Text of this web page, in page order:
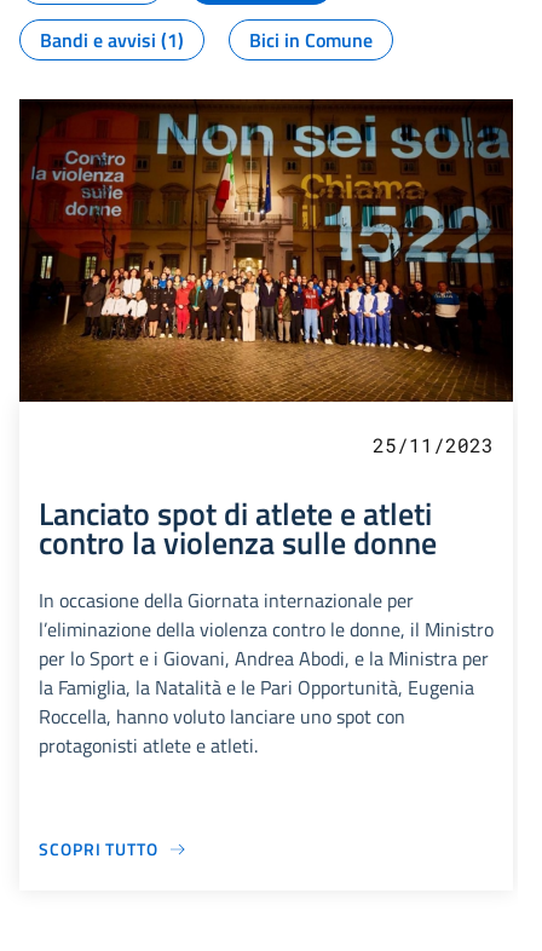
Bandi e avvisi (1)
Bici in Comune
25/11/2023
Lanciato spot di atlete e atleti
contro la violenza sulle donne
In occasione della Giornata internazionale per
l’eliminazione della violenza contro le donne, il Ministro
per lo Sport e i Giovani, Andrea Abodi, e la Ministra per
la Famiglia, la Natalità e le Pari Opportunità, Eugenia
Roccella, hanno voluto lanciare uno spot con
protagonisti atlete e atleti.
SCOPRI TUTTO